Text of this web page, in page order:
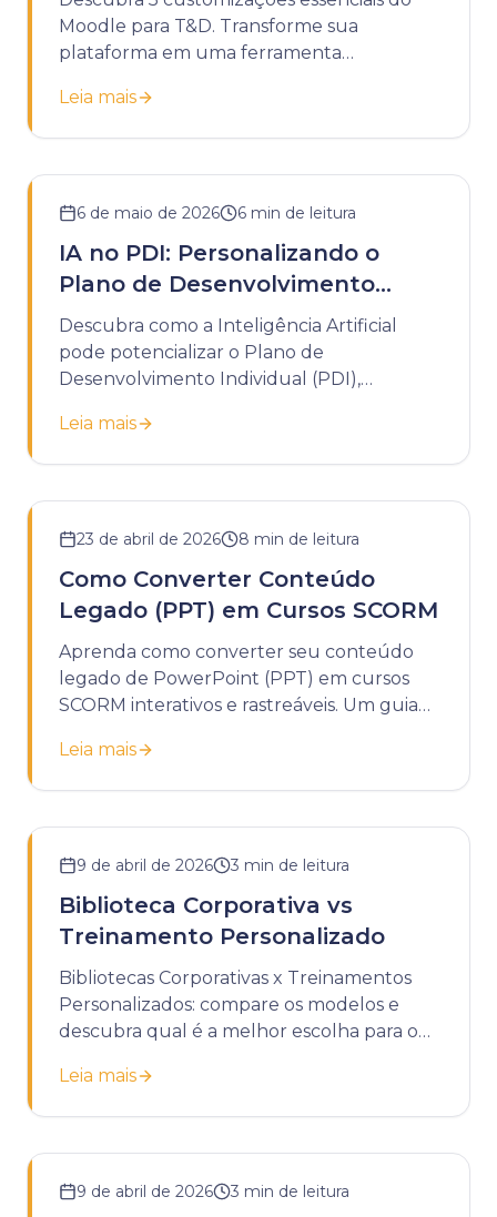
Moodle para T&D. Transforme sua
plataforma em uma ferramenta
eficazes.
Leia mais
6 de maio de 2026 6 min de leitura
IA no PDI: Personalizando o
Plano de Desenvolvimento
Individual
Descubra como a Inteligência Artificial
pode potencializar o Plano de
Desenvolvimento Individual (PDI),
estratégico.
Leia mais
23 de abril de 2026 8 min de leitura
Como Converter Conteúdo
Legado (PPT) em Cursos SCORM
Aprenda como converter seu conteúdo
legado de PowerPoint (PPT) em cursos
SCORM interativos e rastreáveis. Um guia
treinamento corporativo.
Leia mais
9 de abril de 2026 3 min de leitura
Biblioteca Corporativa vs
Treinamento Personalizado
Bibliotecas Corporativas x Treinamentos
Personalizados: compare os modelos e
descubra qual é a melhor escolha para o
Leia mais
9 de abril de 2026 3 min de leitura